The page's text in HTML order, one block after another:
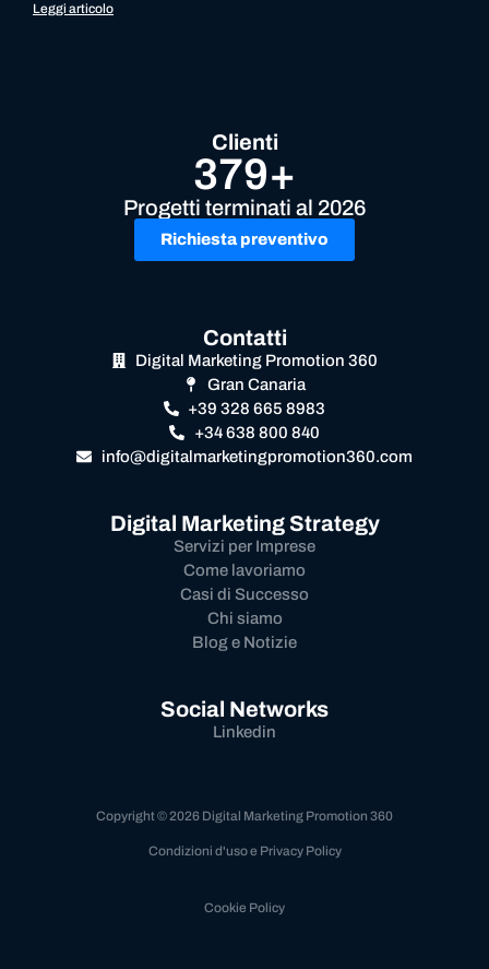
Leggi articolo
Clienti
379+
Progetti terminati al 2026
Richiesta preventivo
Contatti
Digital Marketing Promotion 360
Gran Canaria
+39 328 665 8983
+34 638 800 840
info@digitalmarketingpromotion360.com
Digital Marketing Strategy
Servizi per Imprese
Come lavoriamo
Casi di Successo
Chi siamo
Blog e Notizie
Social Networks
Linkedin
Copyright © 2026 Digital Marketing Promotion 360
Condizioni d'uso e Privacy Policy
Cookie Policy